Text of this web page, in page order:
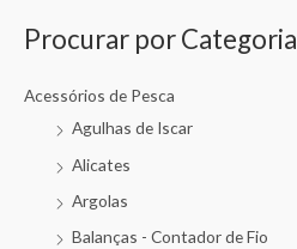
Procurar por Categoria
Acessórios de Pesca
Agulhas de Iscar
Alicates
Argolas
Balanças - Contador de Fio